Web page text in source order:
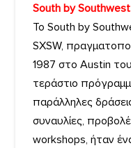
South by
Το South by
SXSW,
1987 στο Austin
τεράστιο
παράλληλες
συναυλίες,
workshops, ήταν